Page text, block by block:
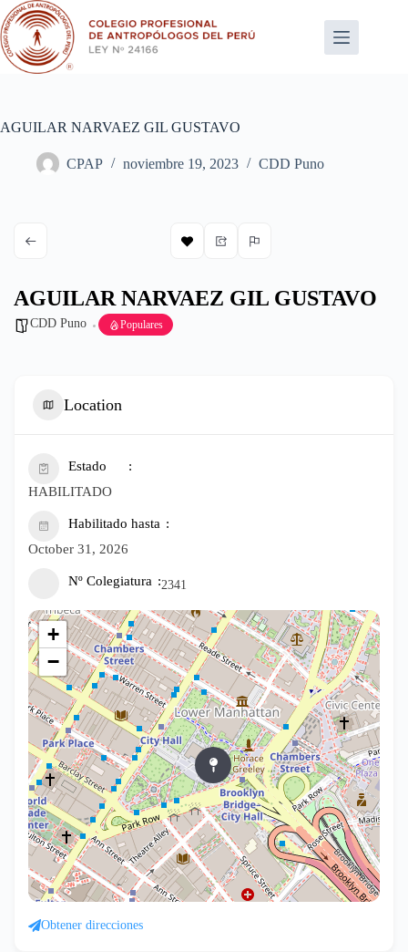
Saltar
al
contenido
AGUILAR NARVAEZ GIL GUSTAVO
CPAP noviembre 19, 2023 CDD Puno
AGUILAR NARVAEZ GIL GUSTAVO
CDD Puno Populares
Location
Estado
HABILITADO
Habilitado hasta
October 31, 2026
Nº Colegiatura 2341
+
−
Obtener direcciones